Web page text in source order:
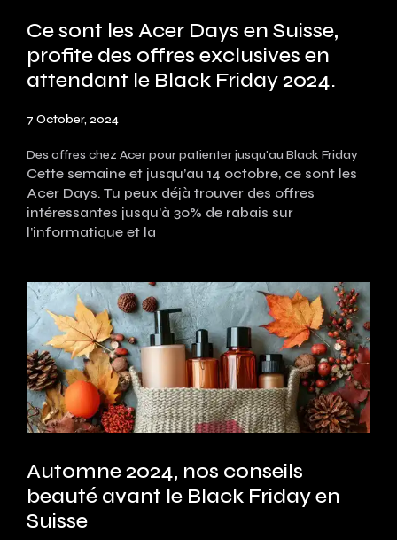
Ce sont les Acer Days en Suisse,
profite des offres exclusives en
attendant le Black Friday 2024.
7 October, 2024
Des offres chez Acer pour patienter jusqu'au Black Friday
Cette semaine et jusqu’au 14 octobre, ce sont les
Acer Days. Tu peux déjà trouver des offres
intéressantes jusqu’à 30% de rabais sur
l’informatique et la
Automne 2024, nos conseils
beauté avant le Black Friday en
Suisse